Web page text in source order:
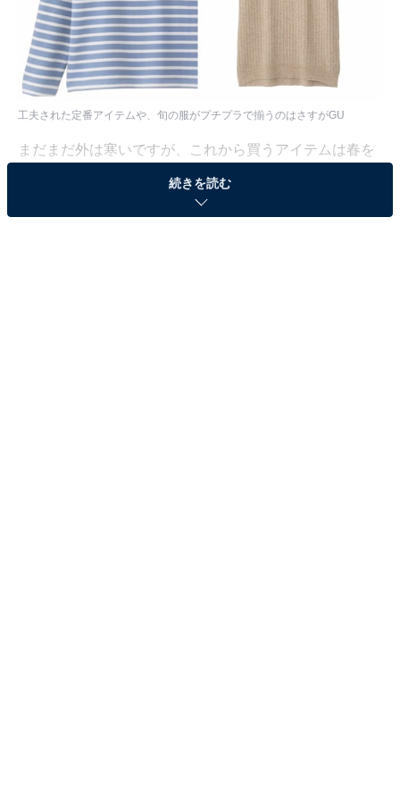
工夫された定番アイテムや、旬の服がプチプラで揃うのはさすがGU
まだまだ外は寒いですが、これから買うアイテムは春を
見越して揃えていくと、失敗知らずでコスパも抜群！
GUでは程よくトレンド感のある新作が続々と登場してい
続きを読む